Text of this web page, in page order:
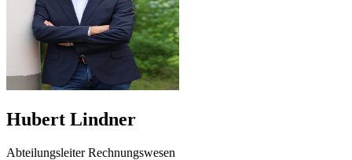
Hubert Lindner
Abteilungsleiter Rechnungswesen